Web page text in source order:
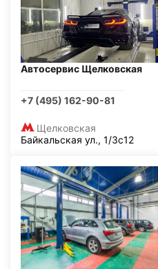
Автосервис Щелковская
+7 (495) 162-90-81
Щелковская
Байкальская ул., 1/3с12